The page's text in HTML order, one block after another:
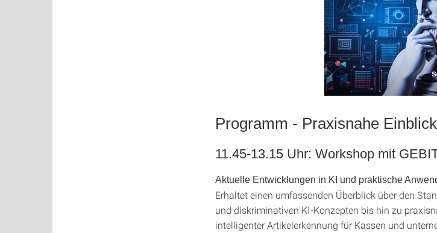
Programm - Praxisnahe
11.45-13.15 Uhr: Workshop mit
Aktuelle Entwicklungen in KI und praktische
Erhaltet einen umfassenden Überblick über den
und diskriminativen KI-Konzepten bis hin zu
intelligenter Artikelerkennung für Kassen und